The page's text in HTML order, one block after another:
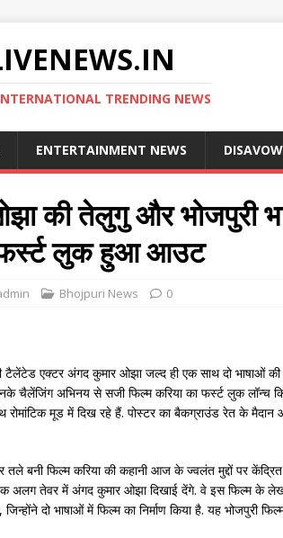
TRENDING NEWS
ENTERTAINMENT NEWS
की तेलुगु और भोजपुरी
फर्स्ट लुक हुआ आउट
Bhojpuri News 0
टैलेंटेड एक्टर अंगद कुमार ओझा जल्द ही एक साथ दो भाषाओं
चैलेंजिंग अभिनय से सजी फिल्म करिया का फर्स्ट लुक लॉन्च
मूड में दिख रहे हैं. पोस्टर का बैकग्राउंड रेत के मैदान
बनी फिल्म करिया की कहानी आज के ज्वलंत मुद्दों पर केंद्रित
अलग तेवर में अंगद कुमार ओझा दिखाई देंगे. वे इस फिल्म के
दो भाषाओं में फिल्म का निर्माण किया है. यह भोजपुरी